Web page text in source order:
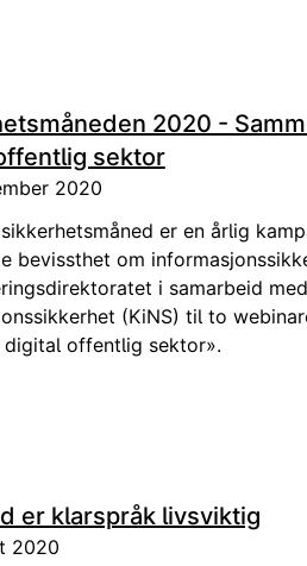
2020 -
sektor
2020
er en årlig
bevissthet om
i samarbeid
(KiNS) til to
digital offentlig sektor».
er klarspråk livsviktig
2020